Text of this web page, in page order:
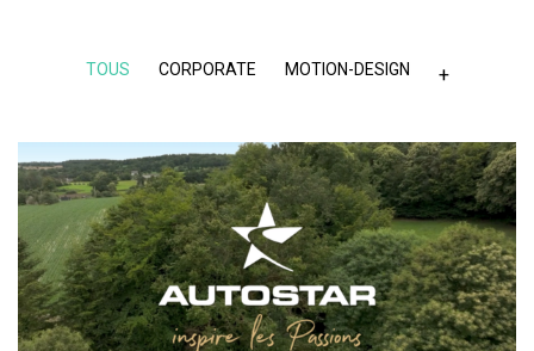
TOUS CORPORATE MOTION-DESIGN +
AUTOSTAR